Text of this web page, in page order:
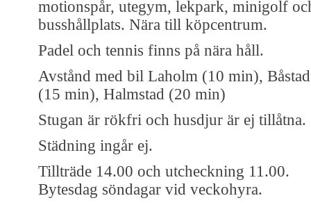
motionspår, utegym, lekpark, minigolf
busshållplats. Nära till köpcentrum.
Padel och tennis finns på nära håll.
Avstånd med bil Laholm (10 min), Båstad
(15 min), Halmstad (20 min)
Stugan är rökfri och husdjur är ej tillåtna.
Städning ingår ej.
Tillträde 14.00 och utcheckning 11.00.
Bytesdag söndagar vid veckohyra.